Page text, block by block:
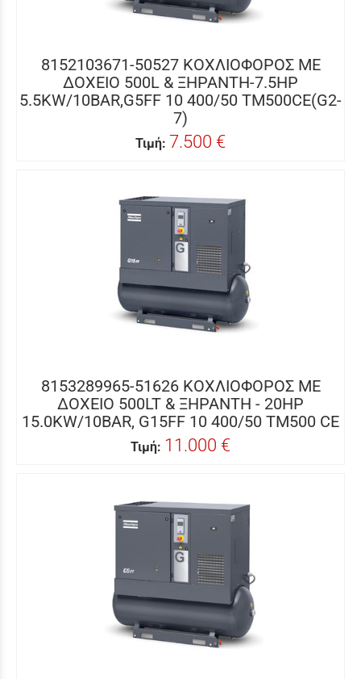
8152103671-50527 ΚΟΧΛΙΟΦΟΡΟΣ ME
ΔΟΧΕΙΟ 500L & ΞΗΡΑΝΤΗ-7.5HP
5.5KW/10BAR,G5FF 10 400/50 TM500CE(G2-
7)
Τιμή: 7.500 €
8153289965-51626 ΚΟΧΛΙΟΦΟΡΟΣ ΜΕ
ΔΟΧΕΙΟ 500LT & ΞΗΡΑΝΤΗ - 20HP
15.0KW/10BAR, G15FF 10 400/50 TM500 CE
Τιμή: 11.000 €